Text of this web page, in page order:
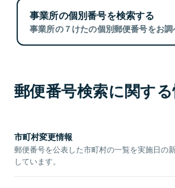
事業所の個別番号を検索する
事業所の７けたの個別郵便番号をお調
郵便番号検索に関す
市町村変更情報
郵便番号を公表した市町村の一覧を実施日の
しています。